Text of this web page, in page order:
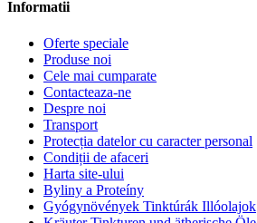
Informatii
Oferte speciale
Produse noi
Cele mai cumparate
Contacteaza-ne
Despre noi
Transport
Protecția datelor cu caracter personal
Condiții de afaceri
Harta site-ului
Byliny a Proteíny
Gyógynövények Tinktúrák Illóolajok